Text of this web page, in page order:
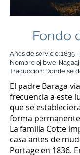
Fondo
Años de servicio: 1835 -
Nombre ojibwe:
Traducción: Donde se
El padre Baraga
frecuencia a este
que se
forma
La familia Cotte
casa antes de
Portage en 1836.